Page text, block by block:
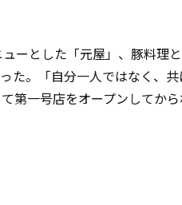
ーとした「元屋」、豚料理
た。「自分一人ではなく、
第一号店をオープンしてか